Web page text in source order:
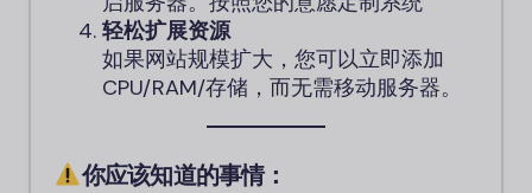
轻松扩展资源
如果网站规模扩大，您可以立即添加
CPU/RAM/存储，而无需移动服务器。
你应该知道的事情：